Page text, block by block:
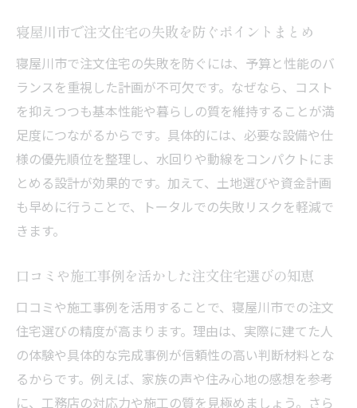
寝屋川市で注文住宅の失敗を防ぐポイントまとめ
寝屋川市で注文住宅の失敗を防ぐには、予算と性能のバ
ランスを重視した計画が不可欠です。なぜなら、コスト
を抑えつつも基本性能や暮らしの質を維持することが満
足度につながるからです。具体的には、必要な設備や仕
様の優先順位を整理し、水回りや動線をコンパクトにま
とめる設計が効果的です。加えて、土地選びや資金計画
も早めに行うことで、トータルでの失敗リスクを軽減で
きます。
口コミや施工事例を活かした注文住宅選びの知恵
口コミや施工事例を活用することで、寝屋川市での注文
住宅選びの精度が高まります。理由は、実際に建てた人
の体験や具体的な完成事例が信頼性の高い判断材料とな
るからです。例えば、家族の声や住み心地の感想を参考
に、工務店の対応力や施工の質を見極めましょう。さら